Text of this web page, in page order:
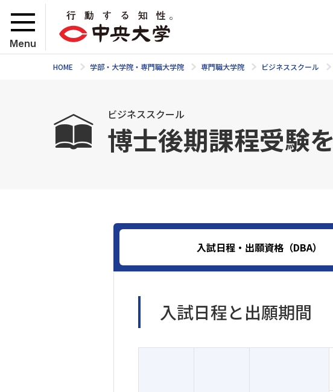
Menu
HOME 学部・大学院・専門職大学院 専門職大学院 ビジネススクール
ビジネススクール
博士後期課程受験
入試日程・出願資格（DBA）
入試日程と出願期間